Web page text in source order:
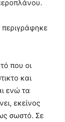
περιγράφηκε
που οι
και
ενώ τα
εκείνος
σωστό. Σε